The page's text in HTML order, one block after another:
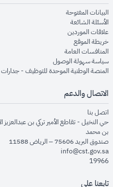
البيانات المفتوحةopens in new window
الأسئلة الشائعةopens in new window
علاقات الموردينopens in new window
خريطة الموقعopens in new window
المنافسات العامةopens in new window
سياسة سهولة الوصولin new window
المنصة الوطنية الموحدة للتوظيف - جدارات
الاتصال والدعم
اتصل بنا
حي النخيل - تقاطع الأمير تركي بن
بن محمد
صندوق البريد 75606 – الرياض 11588
info@cst.gov.sa
19966
تابعنا على